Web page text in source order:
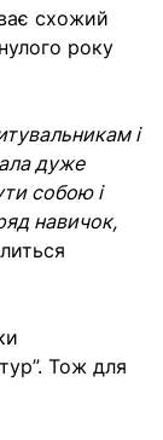
схожий
року
і
дуже
собою і
навичок,
Тож для